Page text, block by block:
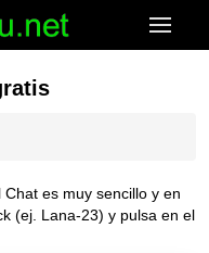
es muy sencillo y en
(ej. Lana-23) y pulsa en el